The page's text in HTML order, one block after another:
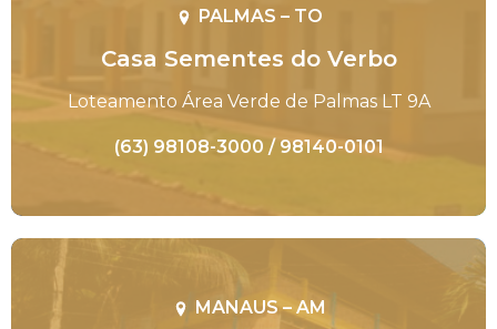
PALMAS – TO
Casa Sementes do Verbo
Loteamento Área Verde de Palmas LT 9A
(63) 98108-3000 / 98140-0101
MANAUS – AM